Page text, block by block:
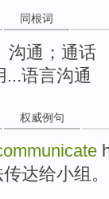
同根词
沟通；通话
...语言沟通
权威例句
传达给小组 。